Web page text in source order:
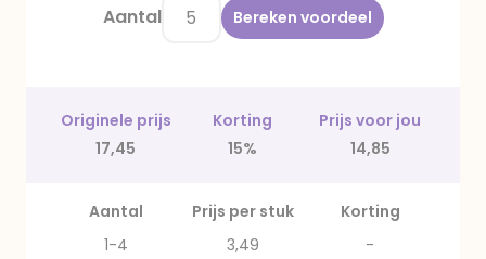
Aantal Bereken voordeel
Originele prijs Korting
Prijs voor jou
17,45
15% 14,85
Aantal Prijs per stuk
Korting
1-4
3,49
-